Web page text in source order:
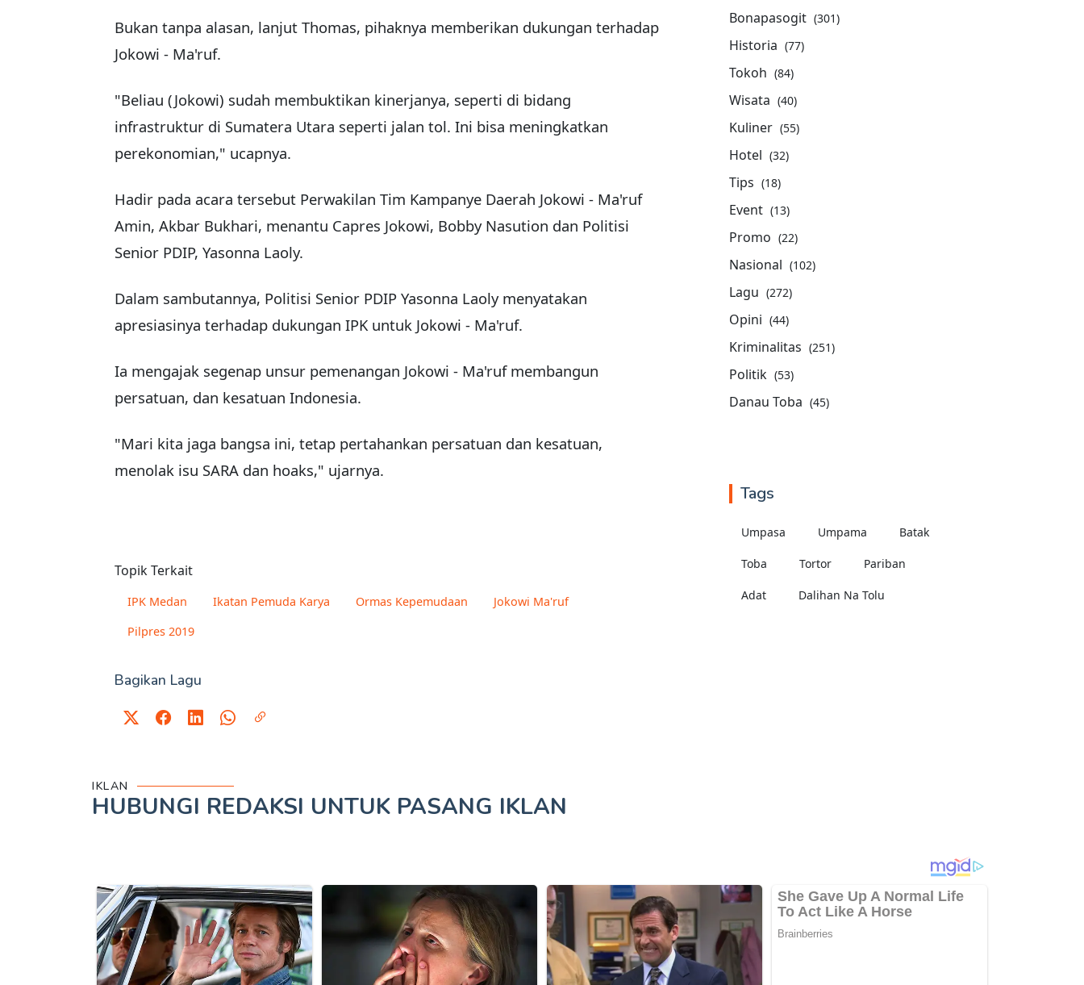
Bukan tanpa alasan, lanjut Thomas, pihaknya memberikan dukungan terhadap
Jokowi - Ma'ruf.
"Beliau (Jokowi) sudah membuktikan kinerjanya, seperti di bidang
infrastruktur di Sumatera Utara seperti jalan tol. Ini bisa meningkatkan
perekonomian," ucapnya.
Hadir pada acara tersebut Perwakilan Tim Kampanye Daerah Jokowi - Ma'ruf
Amin, Akbar Bukhari, menantu Capres Jokowi, Bobby Nasution dan Politisi
Senior PDIP, Yasonna Laoly.
Dalam sambutannya, Politisi Senior PDIP Yasonna Laoly menyatakan
apresiasinya terhadap dukungan IPK untuk Jokowi - Ma'ruf.
Ia mengajak segenap unsur pemenangan Jokowi - Ma'ruf membangun
persatuan, dan kesatuan Indonesia.
"Mari kita jaga bangsa ini, tetap pertahankan persatuan dan kesatuan,
menolak isu SARA dan hoaks," ujarnya.
Topik Terkait
IPK Medan Ikatan Pemuda Karya Ormas Kepemudaan
Jokowi Ma'ruf
Pilpres 2019
Bagikan Lagu
Bonapasogit (301)
Historia (77)
Tokoh (84)
Wisata (40)
Kuliner (55)
Hotel (32)
Tips (18)
Event (13)
Promo (22)
Nasional (102)
Lagu (272)
Opini (44)
Kriminalitas (251)
Politik (53)
Danau Toba (45)
Tags
Umpasa Umpama Batak
Toba Tortor Pariban
Adat Dalihan Na Tolu
IKLAN
HUBUNGI REDAKSI UNTUK PASANG IKLAN